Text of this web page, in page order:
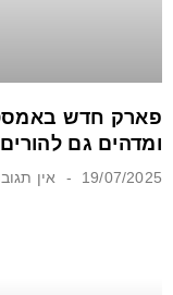
פארק חדש
ומדהים גם להורים
19/07/2025 אין